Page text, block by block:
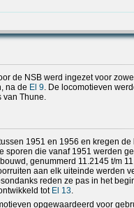
de NSB werd ingezet voor
na de El 9. De locomotieven
van Thune.
1951 en 1956 en kregen de
sporen die vanaf 1951 werden
genummerd 11.2145 t/m
aan elk uiteinde werden
reden ze pas in het
tot El 13
opgewaardeerd voor